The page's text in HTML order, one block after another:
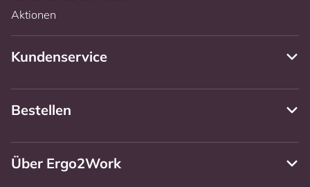
Aktionen
Kundenservice
Bestellen
Über Ergo2Work